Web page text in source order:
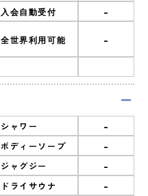
入会自動受付 -
全世界利用可能 -
シャワー -
ボディーソープ -
ジャグジー -
ドライサウナ -